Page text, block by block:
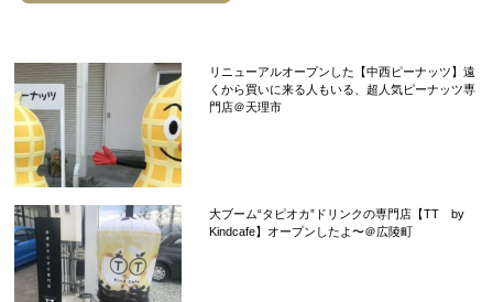
リニューアルオープンした【中西ピーナッツ】遠
くから買いに来る人もいる、超人気ピーナッツ専
門店＠天理市
大ブーム“タピオカ”ドリンクの専門店【TT by
Kindcafe】オープンしたよ〜＠広陵町